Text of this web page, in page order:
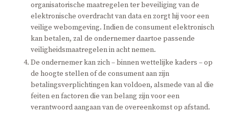
organisatorische maatregelen ter beveiliging van de
elektronische overdracht van data en zorgt hij voor een
veilige webomgeving. Indien de consument elektronisch
kan betalen, zal de ondernemer daartoe passende
veiligheidsmaatregelen in acht nemen.
De ondernemer kan zich – binnen wettelijke kaders – op
de hoogte stellen of de consument aan zijn
betalingsverplichtingen kan voldoen, alsmede van al die
feiten en factoren die van belang zijn voor een
verantwoord aangaan van de overeenkomst op afstand.